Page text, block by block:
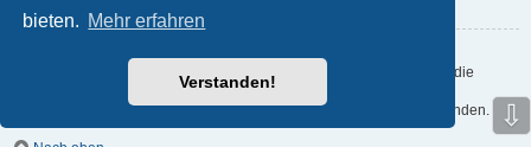
bieten. Mehr erfahren
Verstanden!
Alle Benutzer des Boards können das Kontaktformular nutzen, wenn die
Funktion durch die Board-Administration aktiviert wurde.
Mitglieder des Boards können zusätzlich den Link „Das Team“ verwenden.
⇩